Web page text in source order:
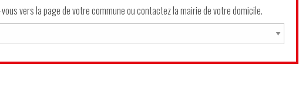
vers la page de votre commune ou contactez la mairie de votre domicile.